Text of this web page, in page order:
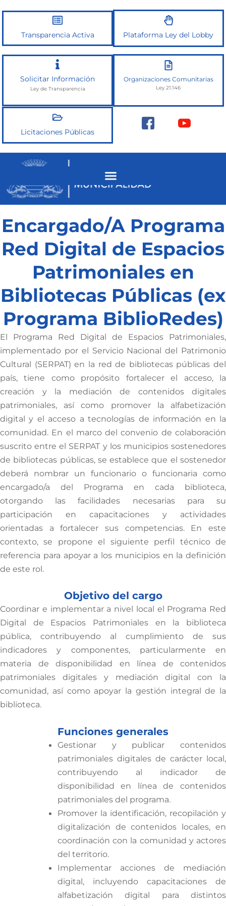
contenidoTransparencia Activa Plataforma Ley del Lobby
Solicitar Información
Ley de Transparencia
Organizaciones Comunitarias
Ley 21.146
Licitaciones Públicas
Encargado/A Programa
Red Digital de Espacios
Patrimoniales en
Bibliotecas Públicas (ex
Programa BiblioRedes)
El Programa Red Digital de Espacios Patrimoniales,
implementado por el Servicio Nacional del Patrimonio
Cultural (SERPAT) en la red de bibliotecas públicas del
país, tiene como propósito fortalecer el acceso, la
creación y la mediación de contenidos digitales
patrimoniales, así como promover la alfabetización
digital y el acceso a tecnologías de información en la
comunidad. En el marco del convenio de colaboración
suscrito entre el SERPAT y los municipios sostenedores
de bibliotecas públicas, se establece que el sostenedor
deberá nombrar un funcionario o funcionaria como
encargado/a del Programa en cada biblioteca,
otorgando las facilidades necesarias para su
participación en capacitaciones y actividades
orientadas a fortalecer sus competencias. En este
contexto, se propone el siguiente perfil técnico de
referencia para apoyar a los municipios en la definición
de este rol.
Objetivo del cargo
Coordinar e implementar a nivel local el Programa Red
Digital de Espacios Patrimoniales en la biblioteca
pública, contribuyendo al cumplimiento de sus
indicadores y componentes, particularmente en
materia de disponibilidad en línea de contenidos
patrimoniales digitales y mediación digital con la
comunidad, así como apoyar la gestión integral de la
biblioteca.
Funciones generales
Gestionar y publicar contenidos
patrimoniales digitales de carácter local,
contribuyendo al indicador de
disponibilidad en línea de contenidos
patrimoniales del programa.
Promover la identificación, recopilación y
digitalización de contenidos locales, en
coordinación con la comunidad y actores
del territorio.
Implementar acciones de mediación
digital, incluyendo capacitaciones de
alfabetización digital para distintos